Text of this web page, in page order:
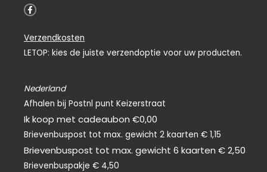
F
a
b
o
o
Verzendkosten
LETOP: kies de juiste verzendoptie voor uw producten.
Nederland
Afhalen bij Postnl punt Keizerstraat
Ik koop met cadeaubon €0,00
Brievenbuspost tot max. gewicht 2 kaarten € 1,15
Brievenbuspost tot max. gewicht 6 kaarten € 2,50
Brievenbuspakje € 4,50